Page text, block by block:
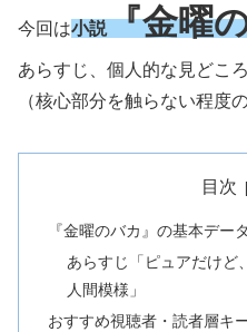
今回は小説『金曜
あらすじ、個人的な見どこ
（核心部分を触らない程度
目次
『金曜のバカ』の基本データ
あらすじ「ピュアだけど
人間模様」
おすすめ視聴者・読者層キ